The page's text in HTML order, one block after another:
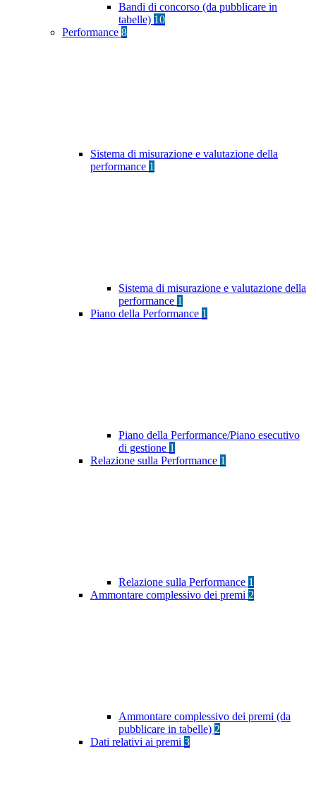
Bandi di concorso (da pubblicare in
tabelle) 10
Performance 8
Sistema di misurazione e valutazione della
performance 1
Sistema di misurazione e valutazione della
performance 1
Piano della Performance 1
Piano della Performance/Piano esecutivo
di gestione 1
Relazione sulla Performance 1
Relazione sulla Performance 1
Ammontare complessivo dei premi 2
Ammontare complessivo dei premi (da
pubblicare in tabelle) 2
Dati relativi ai premi 3